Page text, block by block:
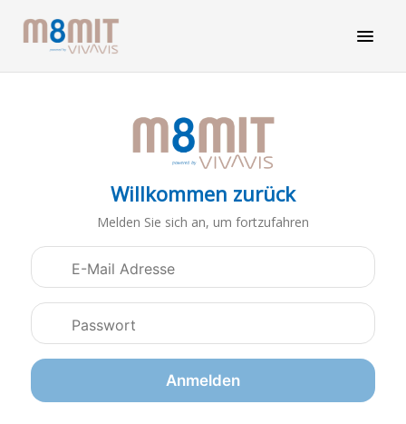
Willkommen zurück
Melden Sie sich an, um fortzufahren
Anmeldedaten
Anmelden